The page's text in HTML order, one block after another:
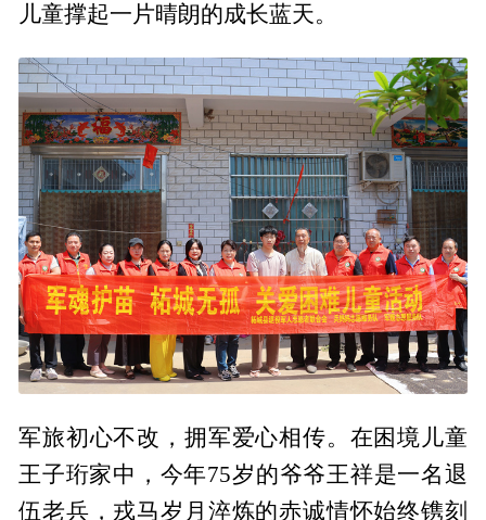
儿童撑起一片晴朗的成长蓝天。
军旅初心不改，拥军爱心相传。在困境儿童
王子珩家中，今年75岁的爷爷王祥是一名退
伍老兵，戎马岁月淬炼的赤诚情怀始终镌刻